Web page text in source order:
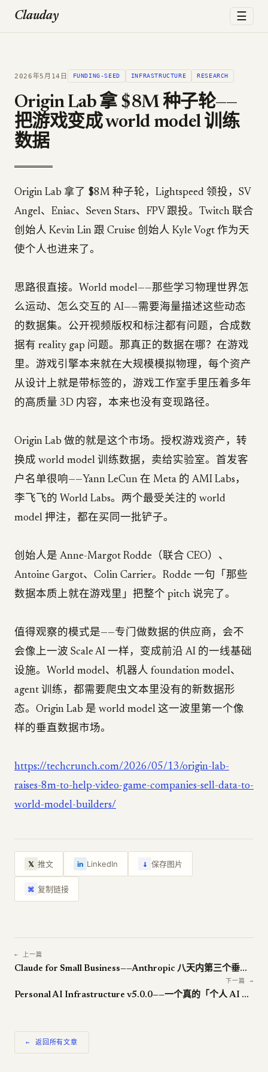
Clauday ☰
2026年5月14日 FUNDING-SEED INFRASTRUCTURE RESEARCH
Origin Lab 拿 $8M 种子轮——
把游戏变成 world model 训练
数据
Origin Lab 拿了 $8M 种子轮，Lightspeed 领投，SV
Angel、Eniac、Seven Stars、FPV 跟投。Twitch 联合
创始人 Kevin Lin 跟 Cruise 创始人 Kyle Vogt 作为天
使个人也进来了。
思路很直接。World model——那些学习物理世界怎
么运动、怎么交互的 AI——需要海量描述这些动态
的数据集。公开视频版权和标注都有问题，合成数
据有 reality gap 问题。那真正的数据在哪？在游戏
里。游戏引擎本来就在大规模模拟物理，每个资产
从设计上就是带标签的，游戏工作室手里压着多年
的高质量 3D 内容，本来也没有变现路径。
Origin Lab 做的就是这个市场。授权游戏资产，转
换成 world model 训练数据，卖给实验室。首发客
户名单很响——Yann LeCun 在 Meta 的 AMI Labs，
李飞飞的 World Labs。两个最受关注的 world
model 押注，都在买同一批铲子。
创始人是 Anne-Margot Rodde（联合 CEO）、
Antoine Gargot、Colin Carrier。Rodde 一句「那些
数据本质上就在游戏里」把整个 pitch 说完了。
值得观察的模式是——专门做数据的供应商，会不
会像上一波 Scale AI 一样，变成前沿 AI 的一线基础
设施。World model、机器人 foundation model、
agent 训练，都需要爬虫文本里没有的新数据形
态。Origin Lab 是 world model 这一波里第一个像
样的垂直数据市场。
https://techcrunch.com/2026/05/13/origin-lab-
raises-8m-to-help-video-game-companies-sell-data-to-
world-model-builders/
𝕏 推文 in LinkedIn ↓ 保存图片
⌘ 复制链接
← 上一篇
Claude for Small Business——Anthropic 八天内第三个垂直行业包
下一篇 →
Personal AI Infrastructure v5.0.0——一个真的「个人 AI 操作系统」
← 返回所有文章